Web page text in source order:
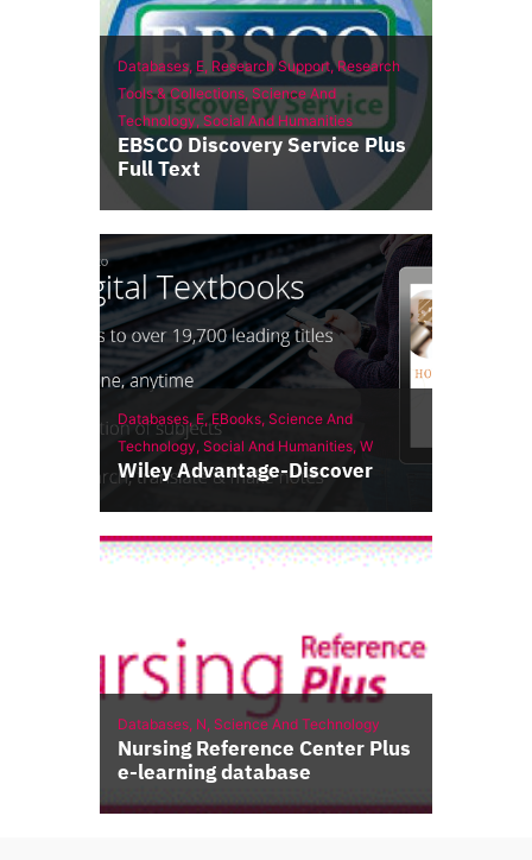
Databases, E, Research Support,Research
Tools & Collections, Science And
Technology, Social And Humanities
EBSCO Discovery Service Plus
Full Text
Databases, E, EBooks, Science And
Technology, Social And Humanities, W
Wiley Advantage-Discover
Databases, N, Science And Technology
Nursing Reference Center Plus
e-learning database